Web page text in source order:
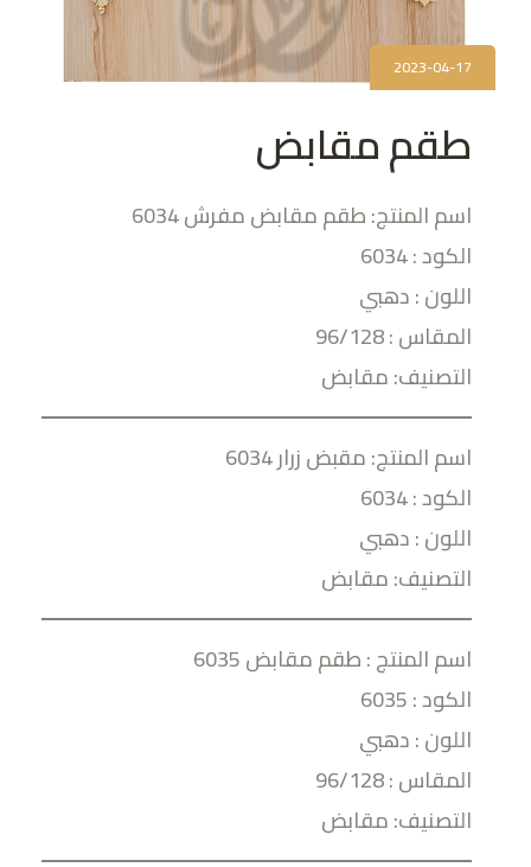
2023-04-17
طقم مقابض
اسم المنتج: طقم مقابض مفرش 6034
الكود : 6034
اللون : دهبي
المقاس : 96/128
التصنيف: مقابض
اسم المنتج: مقبض زرار 6034
الكود : 6034
اللون : دهبي
التصنيف: مقابض
اسم المنتج : طقم مقابض 6035
الكود : 6035
اللون : دهبي
المقاس : 96/128
التصنيف: مقابض